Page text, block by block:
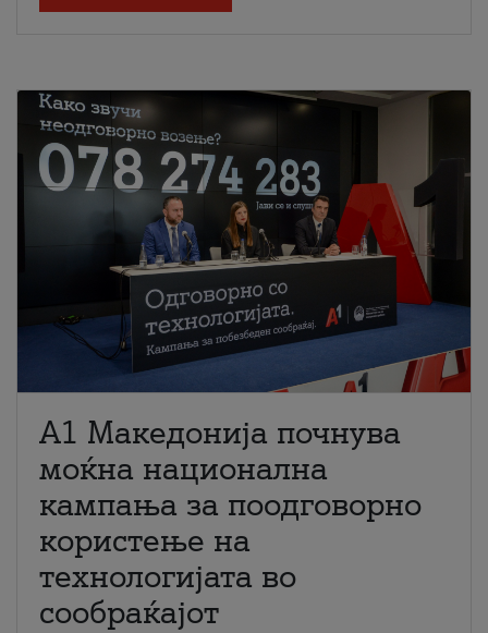
A1 Македонија почнува
моќна национална
кампања за поодговорно
користење на
технологијата во
сообраќајот